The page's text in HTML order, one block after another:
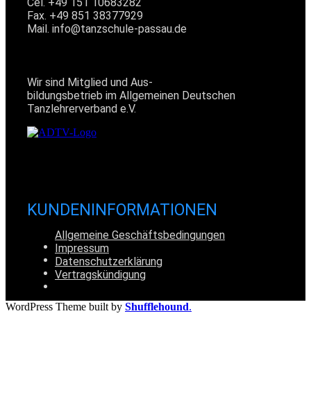
Fax. +49 851 38377929
Mail. info@tanzschule-passau.de
Wir sind Mitglied und Aus-
bildungsbetrieb im Allgemeinen Deutschen
Tanzlehrerverband e.V.
KUNDENINFORMATIONEN
Allgemeine Geschäftsbedingungen
Impressum
Datenschutzerklärung
Vertragskündigung
WordPress Theme built by Shufflehound.